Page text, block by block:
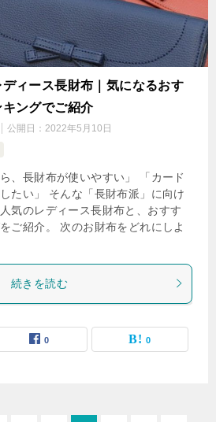
ディース長財布｜気になるおす
ングでご紹介
公開日： 2022年5月10日
、長財布が使いやすい」 「カード
たい」 そんな「長財布派」に向け
気のレディース長財布と、おすす
ご紹介。 次のお財布をどれにしよ
続きを読む
0 0